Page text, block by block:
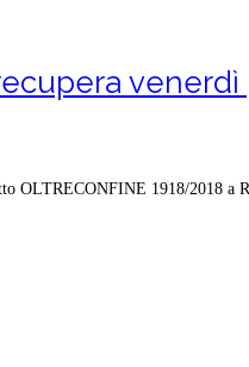
venerdì
OLTRECONFINE 1918/2018